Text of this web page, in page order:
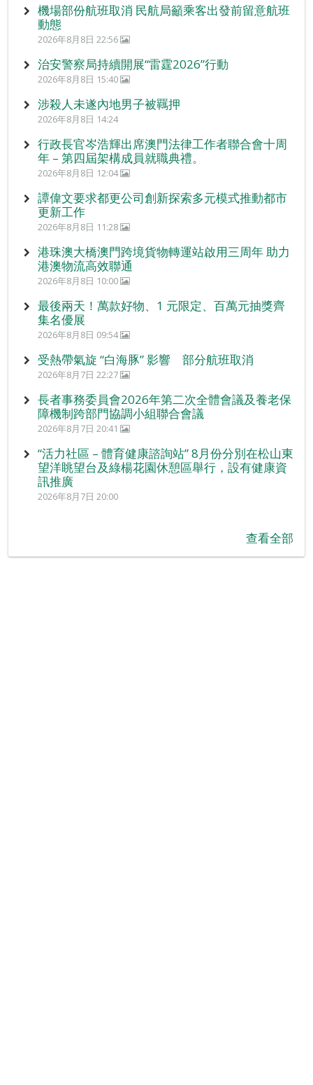
機場部份航班取消 民航局籲乘客出發前留意航班
動態
2026年8月8日 22:56
治安警察局持續開展“雷霆2026”行動
2026年8月8日 15:40
涉殺人未遂內地男子被羈押
2026年8月8日 14:24
行政長官岑浩輝出席澳門法律工作者聯合會十周
年 – 第四屆架構成員就職典禮。
2026年8月8日 12:04
譚偉文要求都更公司創新探索多元模式推動都市
更新工作
2026年8月8日 11:28
港珠澳大橋澳門跨境貨物轉運站啟用三周年 助力
港澳物流高效聯通
2026年8月8日 10:00
最後兩天！萬款好物、1 元限定、百萬元抽獎齊
集名優展
2026年8月8日 09:54
受熱帶氣旋 “白海豚” 影響 部分航班取消
2026年8月7日 22:27
長者事務委員會2026年第二次全體會議及養老保
障機制跨部門協調小組聯合會議
2026年8月7日 20:41
“活力社區 – 體育健康諮詢站” 8月份分別在松山東
望洋眺望台及綠楊花園休憩區舉行，設有健康資
訊推廣
2026年8月7日 20:00
查看全部